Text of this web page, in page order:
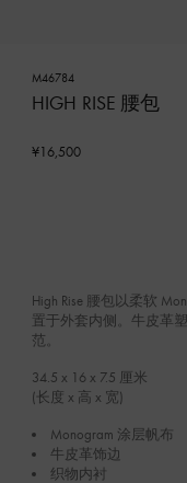
M46784
HIGH RISE 腰包
¥16,500
High Rise 腰包以柔软
置于外套内侧。牛皮革
范。
34.5 x 16 x 7.5 厘米
(长度 x 高 x 宽)
Monogram 涂层帆布
牛皮革饰边
织物内衬